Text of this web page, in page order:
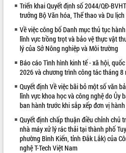
VIDEO
Triển khai Quyết định số 2044/QĐ-
trưởng Bộ Văn hóa, Thể thao và Du lịch
Về việc công bố Danh mục thủ tục
lĩnh vực trồng trọt và bảo vệ thực vật
lý của Sở Nông nghiệp và Môi trường
Báo cáo Tình hình kinh tế - xã hội,
2026 và chương trình công tác tháng 8
Quyết định Về việc bãi bỏ một số văn
lĩnh vực khoa học và công nghệ do Ủy
ban hành trước khi sắp xếp đơn vị
Quyết định chấp thuận điều chỉnh chủ
nhà máy xử lý rác thải tại thành phố
phường Bình Kiến, tỉnh Đắk Lắk) của
nghệ T-Tech Việt Nam